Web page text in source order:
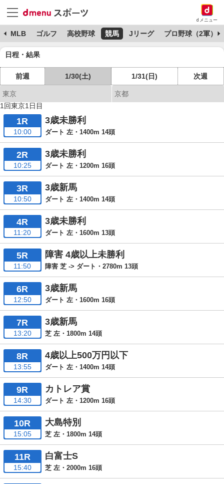
dメニュー
MLB ゴルフ 高校野球 競馬 Jリーグ プロ野球（2軍）
日程・結果
前週 1/30(土) 1/31(日) 次週
東京
京都
1回東京1日目
1R
10:00
3歳未勝利
ダート 左・1400m 14頭
2R
10:25
3歳未勝利
ダート 左・1200m 16頭
3R
10:50
3歳新馬
ダート 左・1400m 14頭
4R
11:20
3歳未勝利
ダート 左・1600m 13頭
5R
11:50
障害 4歳以上未勝利
障害 芝 -> ダート・2780m 13頭
6R
12:50
3歳新馬
ダート 左・1600m 16頭
7R
13:20
3歳新馬
芝 左・1800m 14頭
8R
13:55
4歳以上500万円以下
ダート 左・1400m 14頭
9R
14:30
カトレア賞
ダート 左・1200m 16頭
10R
15:05
大島特別
芝 左・1800m 14頭
11R
15:40
白富士S
芝 左・2000m 16頭